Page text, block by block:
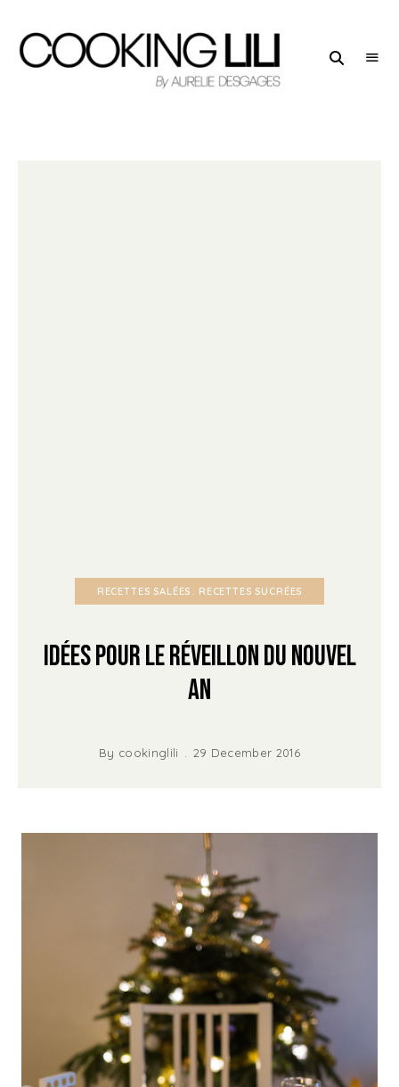
RECETTES SALÉES RECETTES SUCRÉES
Idées pour le réveillon du Nouvel
An
By cookinglili 29 December 2016